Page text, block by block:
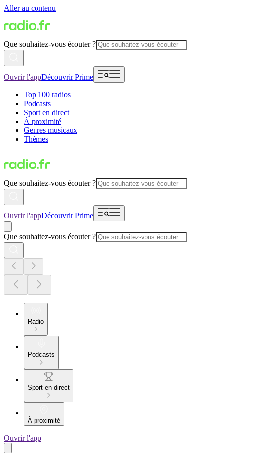
Aller au contenu
Que souhaitez-vous écouter ?
Ouvrir l'appDécouvrir Prime
Top 100 radios
Podcasts
Sport en direct
À proximité
Genres musicaux
Thèmes
Que souhaitez-vous écouter ?
Ouvrir l'appDécouvrir Prime
Que souhaitez-vous écouter ?
Radio
Podcasts
Sport en direct
À proximité
Ouvrir l'app